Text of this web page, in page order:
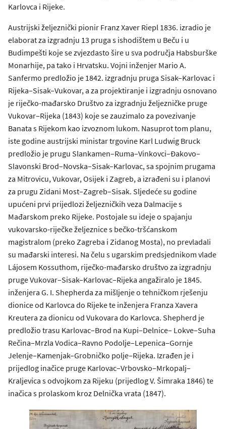
Karlovca i Rijeke.
Austrijski željeznički pionir Franz Xaver Riepl 1836. izradio je
elaborat za izgradnju 13 pruga s ishodištem u Beču i u
Budimpešti koje se zvjezdasto šire u sva područja Habsburške
Monarhije, pa tako i Hrvatsku. Vojni inženjer Mario A.
Sanfermo predložio je 1842. izgradnju pruga Sisak–Karlovac i
Rijeka–Sisak–Vukovar, a za projektiranje i izgradnju osnovano
je riječko-mađarsko Društvo za izgradnju željezničke pruge
Vukovar–Rijeka (1843) koje se zauzimalo za povezivanje
Banata s Rijekom kao izvoznom lukom. Nasuprot tom planu,
iste godine austrijski ministar trgovine Karl Ludwig Bruck
predložio je prugu Slankamen–Ruma–Vinkovci–Đakovo–
Slavonski Brod–Novska–Sisak–Karlovac, sa spojnim prugama
za Mitrovicu, Vukovar, Osijek i Zagreb, a izrađeni su i planovi
za prugu Zidani Most–Zagreb–Sisak. Sljedeće su godine
upućeni prvi prijedlozi željezničkih veza Dalmacije s
Mađarskom preko Rijeke. Postojale su ideje o spajanju
vukovarsko-riječke željeznice s bečko-tršćanskom
magistralom (preko Zagreba i Zidanog Mosta), no prevladali
su mađarski interesi. Na čelu s ugarskim predsjednikom vlade
Lájosem Kossuthom, riječko-mađarsko društvo za izgradnju
pruge Vukovar–Sisak–Karlovac–Rijeka angažiralo je 1845.
inženjera G. I. Shepherda za mišljenje o tehničkom rješenju
dionice od Karlovca do Rijeke te inženjera Franza Xavera
Kreutera za dionicu od Vukovara do Karlovca. Shepherd je
predložio trasu Karlovac–Brod na Kupi–Delnice– Lokve–Suha
Rečina–Mrzla Vodica–Ravno Podolje–Lepenica–Gornje
Jelenje–Kamenjak–Grobničko polje–Rijeka. Izrađen je i
prijedlog inačice pruge Karlovac–Vrbovsko–Mrkopalj–
Kraljevica s odvojkom za Rijeku (prijedlog V. Šimraka 1846) te
inačica s prolaskom kroz Delnička vrata (1847).